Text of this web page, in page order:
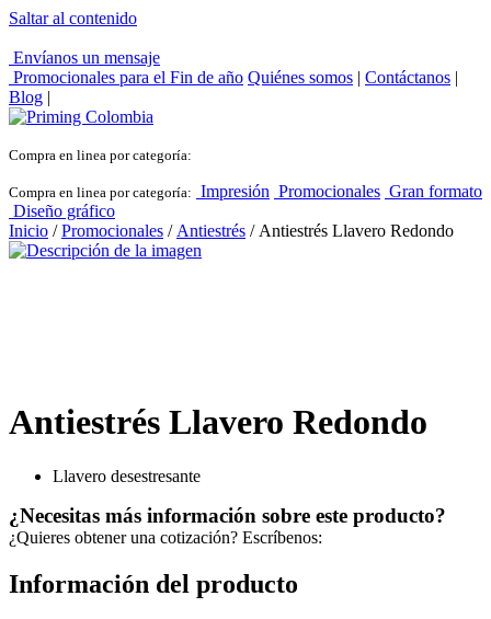
Saltar al contenido
Envíanos un mensaje
Promocionales para el Fin de año Quiénes somos | Contáctanos |
Blog |
Compra en linea por categoría:
Compra en linea por categoría: Impresión Promocionales Gran formato
Diseño gráfico
Inicio /Promocionales / Antiestrés / Antiestrés Llavero Redondo
Antiestrés Llavero Redondo
Llavero desestresante
¿Necesitas más información sobre este producto?
¿Quieres obtener una cotización? Escríbenos:
Información del producto